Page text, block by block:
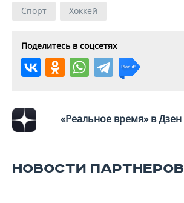
КИБЕРСПОРТ
ВОДНЫЕ ВИДЫ СПОРТА
КУЛЬТУРА
ОБРАЗОВАНИЕ
СПИСОК КОМПАНИЙ
Спорт Хоккей
Поделитесь в соцсетях
«Реальное время» в Дзен
НОВОСТИ ПАРТНЕРОВ